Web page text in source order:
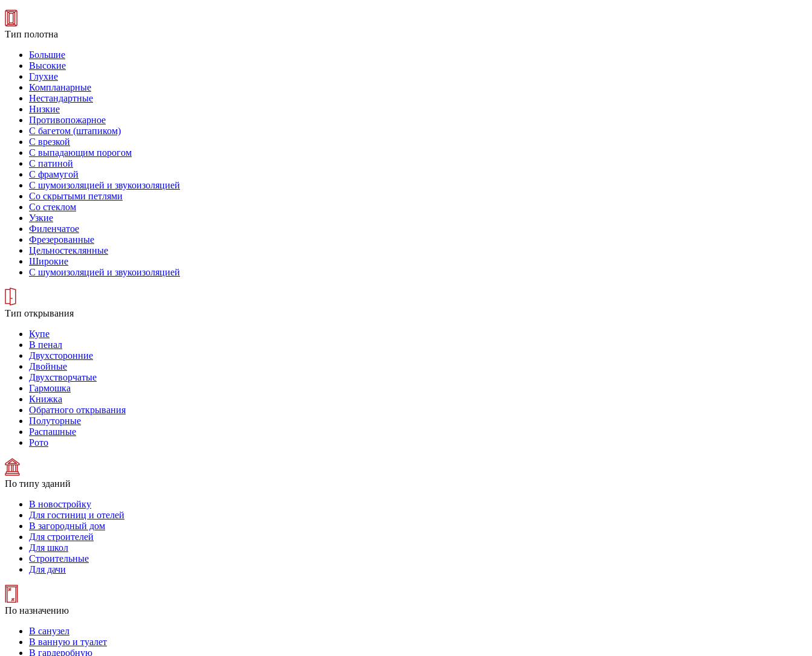
Тип полотна
Большие
Высокие
Глухие
Компланарные
Нестандартные
Низкие
Противопожарное
С багетом (штапиком)
С врезкой
С выпадающим порогом
С патиной
С фрамугой
С шумоизоляцией и звукоизоляцией
Со скрытыми петлями
Со стеклом
Узкие
Филенчатое
Фрезерованные
Цельностеклянные
Широкие
С шумоизоляцией и звукоизоляцией
Тип открывания
Купе
В пенал
Двухсторонние
Двойные
Двухстворчатые
Гармошка
Книжка
Обратного открывания
Полуторные
Распашные
Рото
По типу зданий
В новостройку
Для гостиниц и отелей
В загородный дом
Для строителей
Для школ
Строительные
Для дачи
По назначению
В санузел
В ванную и туалет
В гардеробную